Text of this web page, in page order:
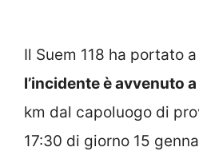
Il Suem 118 ha portato
l’incidente è avvenuto
km dal capoluogo di
17:30 di giorno 15